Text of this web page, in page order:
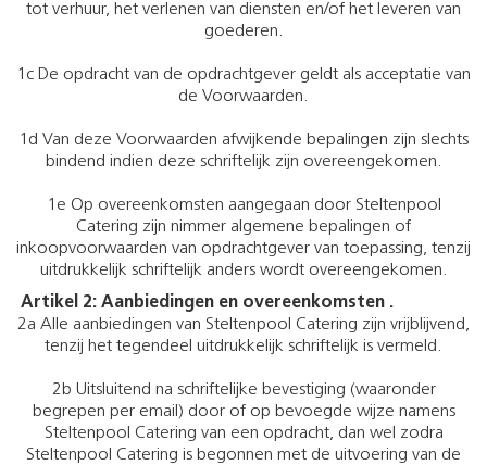
tot verhuur, het verlenen van diensten en/of het leveren van
goederen.
1c De opdracht van de opdrachtgever geldt als acceptatie van
de Voorwaarden.
1d Van deze Voorwaarden afwijkende bepalingen zijn slechts
bindend indien deze schriftelijk zijn overeengekomen.
1e Op overeenkomsten aangegaan door Steltenpool
Catering zijn nimmer algemene bepalingen of
inkoopvoorwaarden van opdrachtgever van toepassing, tenzij
uitdrukkelijk schriftelijk anders wordt overeengekomen.
Artikel 2: Aanbiedingen en overeenkomsten .
2a Alle aanbiedingen van Steltenpool Catering zijn vrijblijvend,
tenzij het tegendeel uitdrukkelijk schriftelijk is vermeld.
2b Uitsluitend na schriftelijke bevestiging (waaronder
begrepen per email) door of op bevoegde wijze namens
Steltenpool Catering van een opdracht, dan wel zodra
Steltenpool Catering is begonnen met de uitvoering van de